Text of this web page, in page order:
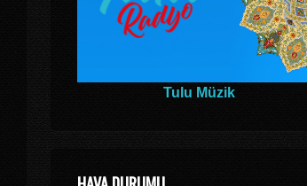
Tulu Müzik